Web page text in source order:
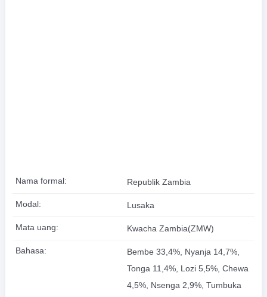
Nama formal: Republik Zambia
Modal: Lusaka
Mata uang: Kwacha Zambia(ZMW)
Bahasa:
Bembe 33,4%, Nyanja 14,7%,
Tonga 11,4%, Lozi 5,5%, Chewa
4,5%, Nsenga 2,9%, Tumbuka